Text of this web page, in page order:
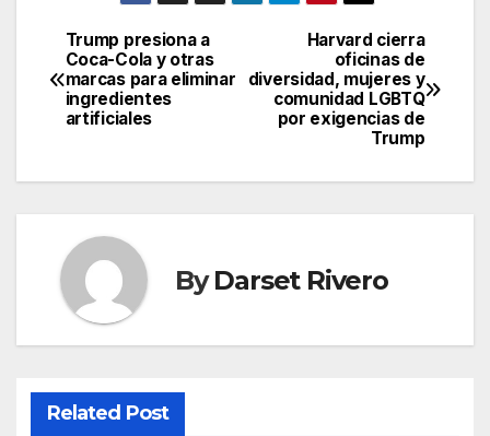
Post
navigation
Harvard cierra
oficinas de
diversidad, mujeres y
comunidad LGBTQ
por exigencias de
Trump
Trump presiona a
Coca-Cola y otras
marcas para eliminar
ingredientes
artificiales
ByDarset Rivero
Related Post